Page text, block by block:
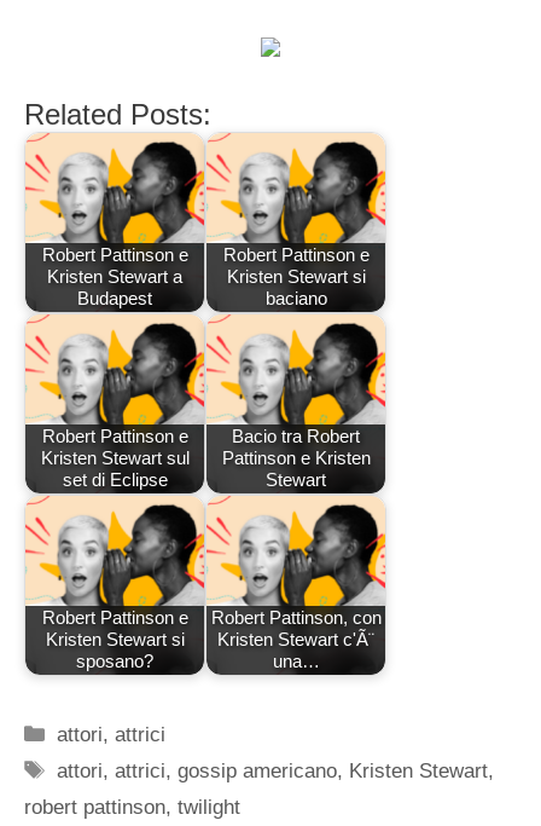
Related Posts:
Robert Pattinson e
Kristen Stewart a
Budapest
Robert Pattinson e
Kristen Stewart si
baciano
Robert Pattinson e
Kristen Stewart sul
set di Eclipse
Bacio tra Robert
Pattinson e Kristen
Stewart
Robert Pattinson e
Kristen Stewart si
sposano?
Robert Pattinson, con
Kristen Stewart c'Ã¨
una…
Categorie
attori,attrici
Tag
attori,attrici,gossip americano, Kristen Stewart,
robert pattinson, twilight